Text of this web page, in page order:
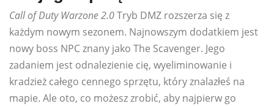
Call of Duty Warzone 2.0Tryb DMZ rozszerza się z
każdym nowym sezonem. Najnowszym dodatkiem jest
nowy boss NPC znany jako The Scavenger. Jego
zadaniem jest odnalezienie cię, wyeliminowanie i
kradzież całego cennego sprzętu, który znalazłeś na
mapie. Ale oto, co możesz zrobić, aby najpierw go